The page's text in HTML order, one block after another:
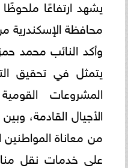
يشهد ارتفاعًا
محافظة
وأكد النائب محمد
يتمثل في تحقيق
المشروعات
الأجيال القادمة،
من معاناة
على خدمات نقل